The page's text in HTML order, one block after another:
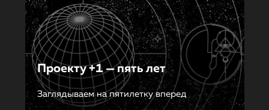
Проекту +1 — пять лет
Заглядываем на пятилетку вперед